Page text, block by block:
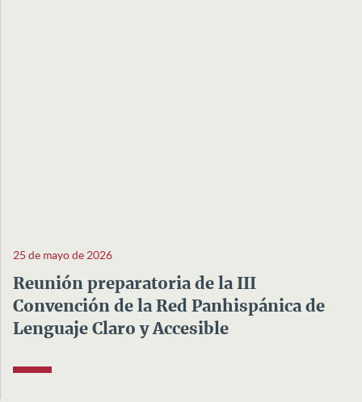
25 de mayo de 2026
Reunión preparatoria de la III
Convención de la Red Panhispánica de
Lenguaje Claro y Accesible